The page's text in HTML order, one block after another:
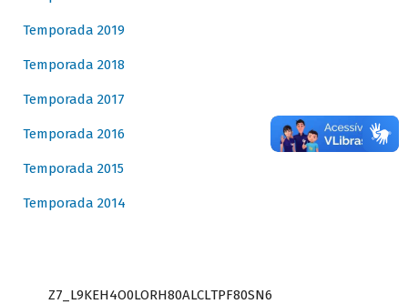
Temporada 2019
Temporada 2018
Temporada 2017
Temporada 2016
Temporada 2015
Temporada 2014
Z7_L9KEH4O0LORH80ALCLTPF80SN6